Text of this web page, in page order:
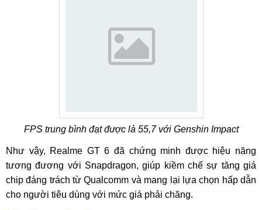
FPS trung bình đạt được là 55,7 với Genshin Impact
Như vậy, Realme GT 6 đã chứng minh được hiệu năng
tương đương với Snapdragon, giúp kiềm chế sự tăng giá
chip đáng trách từ Qualcomm và mang lại lựa chọn hấp dẫn
cho người tiêu dùng với mức giá phải chăng.